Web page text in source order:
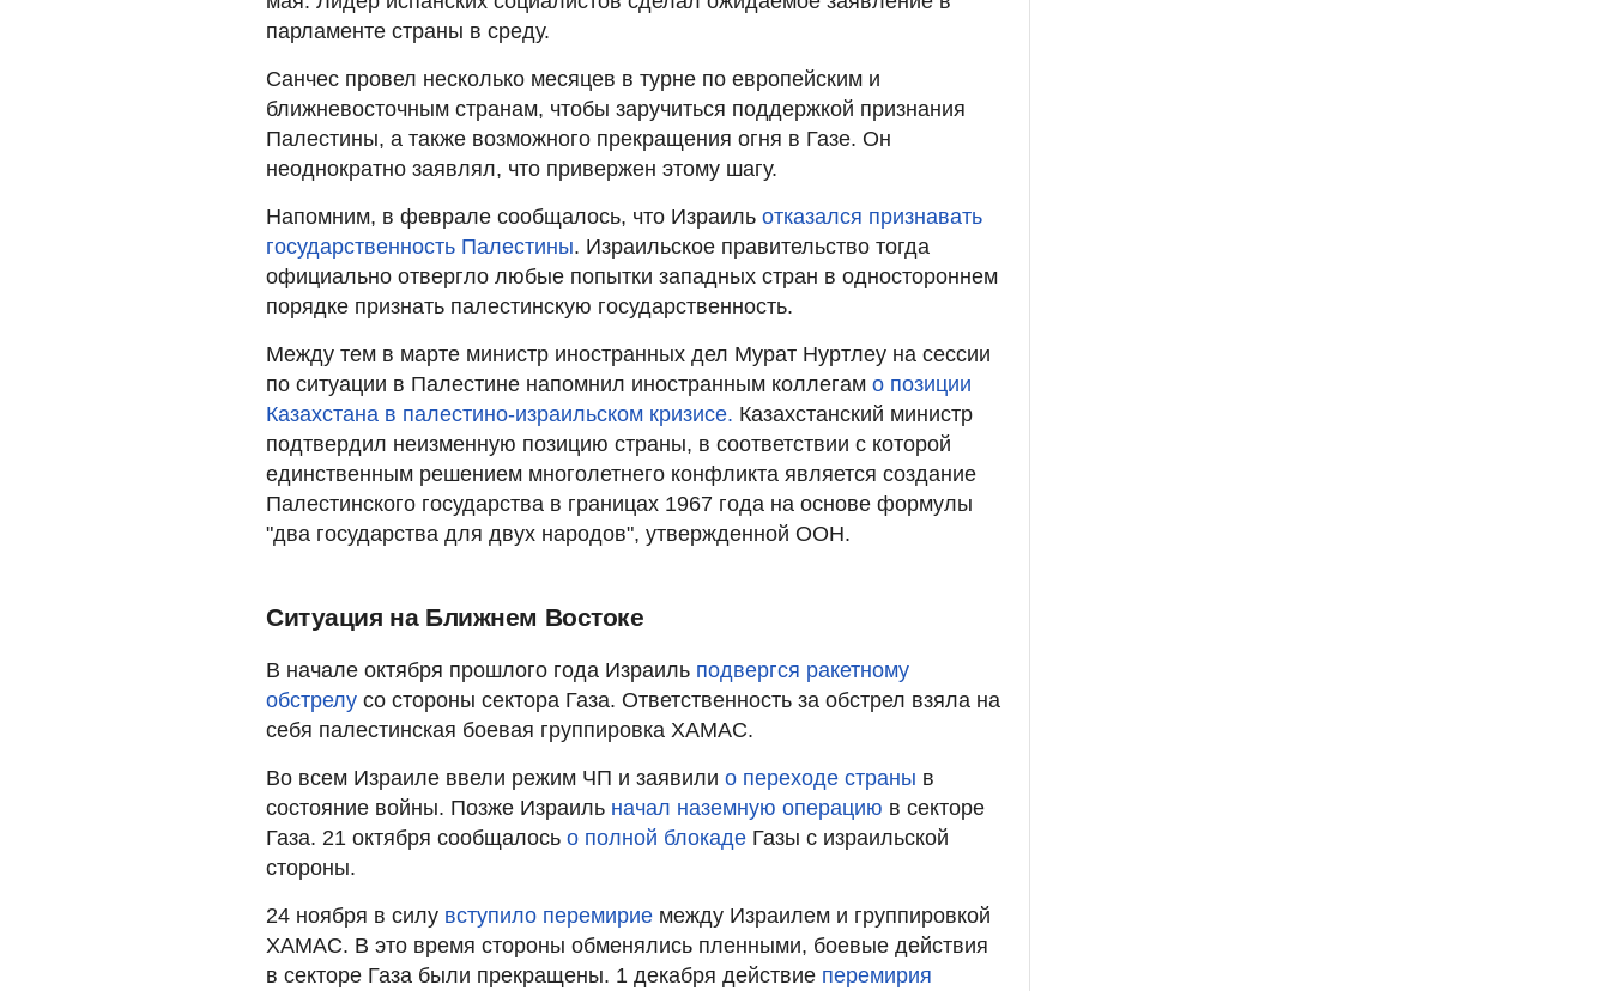
парламенте страны в среду.
Санчес провел несколько месяцев в турне по европейским и
ближневосточным странам, чтобы заручиться поддержкой признания
Палестины, а также возможного прекращения огня в Газе. Он
неоднократно заявлял, что привержен этому шагу.
Напомним, в феврале сообщалось, что Израиль отказался признавать
государственность Палестины. Израильское правительство тогда
официально отвергло любые попытки западных стран в одностороннем
порядке признать палестинскую государственность.
Между тем в марте министр иностранных дел Мурат Нуртлеу на сессии
по ситуации в Палестине напомнил иностранным коллегам о позиции
Казахстана в палестино-израильском кризисе. Казахстанский министр
подтвердил неизменную позицию страны, в соответствии с которой
единственным решением многолетнего конфликта является создание
Палестинского государства в границах 1967 года на основе формулы
"два государства для двух народов", утвержденной ООН.
Ситуация на Ближнем Востоке
В начале октября прошлого года Израиль подвергся ракетному
обстрелу со стороны сектора Газа. Ответственность за обстрел взяла на
себя палестинская боевая группировка ХАМАС.
Во всем Израиле ввели режим ЧП и заявили о переходе страны в
состояние войны. Позже Израиль начал наземную операцию в секторе
Газа. 21 октября сообщалось о полной блокаде Газы с израильской
стороны.
24 ноября в силу вступило перемирие между Израилем и группировкой
ХАМАС. В это время стороны обменялись пленными, боевые действия
в секторе Газа были прекращены. 1 декабря действие перемирия